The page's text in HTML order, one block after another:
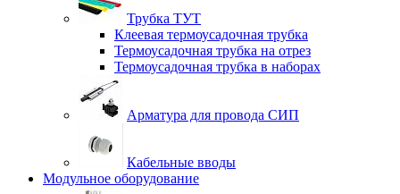
Трубка ТУТ
Клеевая термоусадочная трубка
Термоусадочная трубка на отрез
Термоусадочная трубка в наборах
Арматура для провода СИП
Кабельные вводы
Модульное оборудование